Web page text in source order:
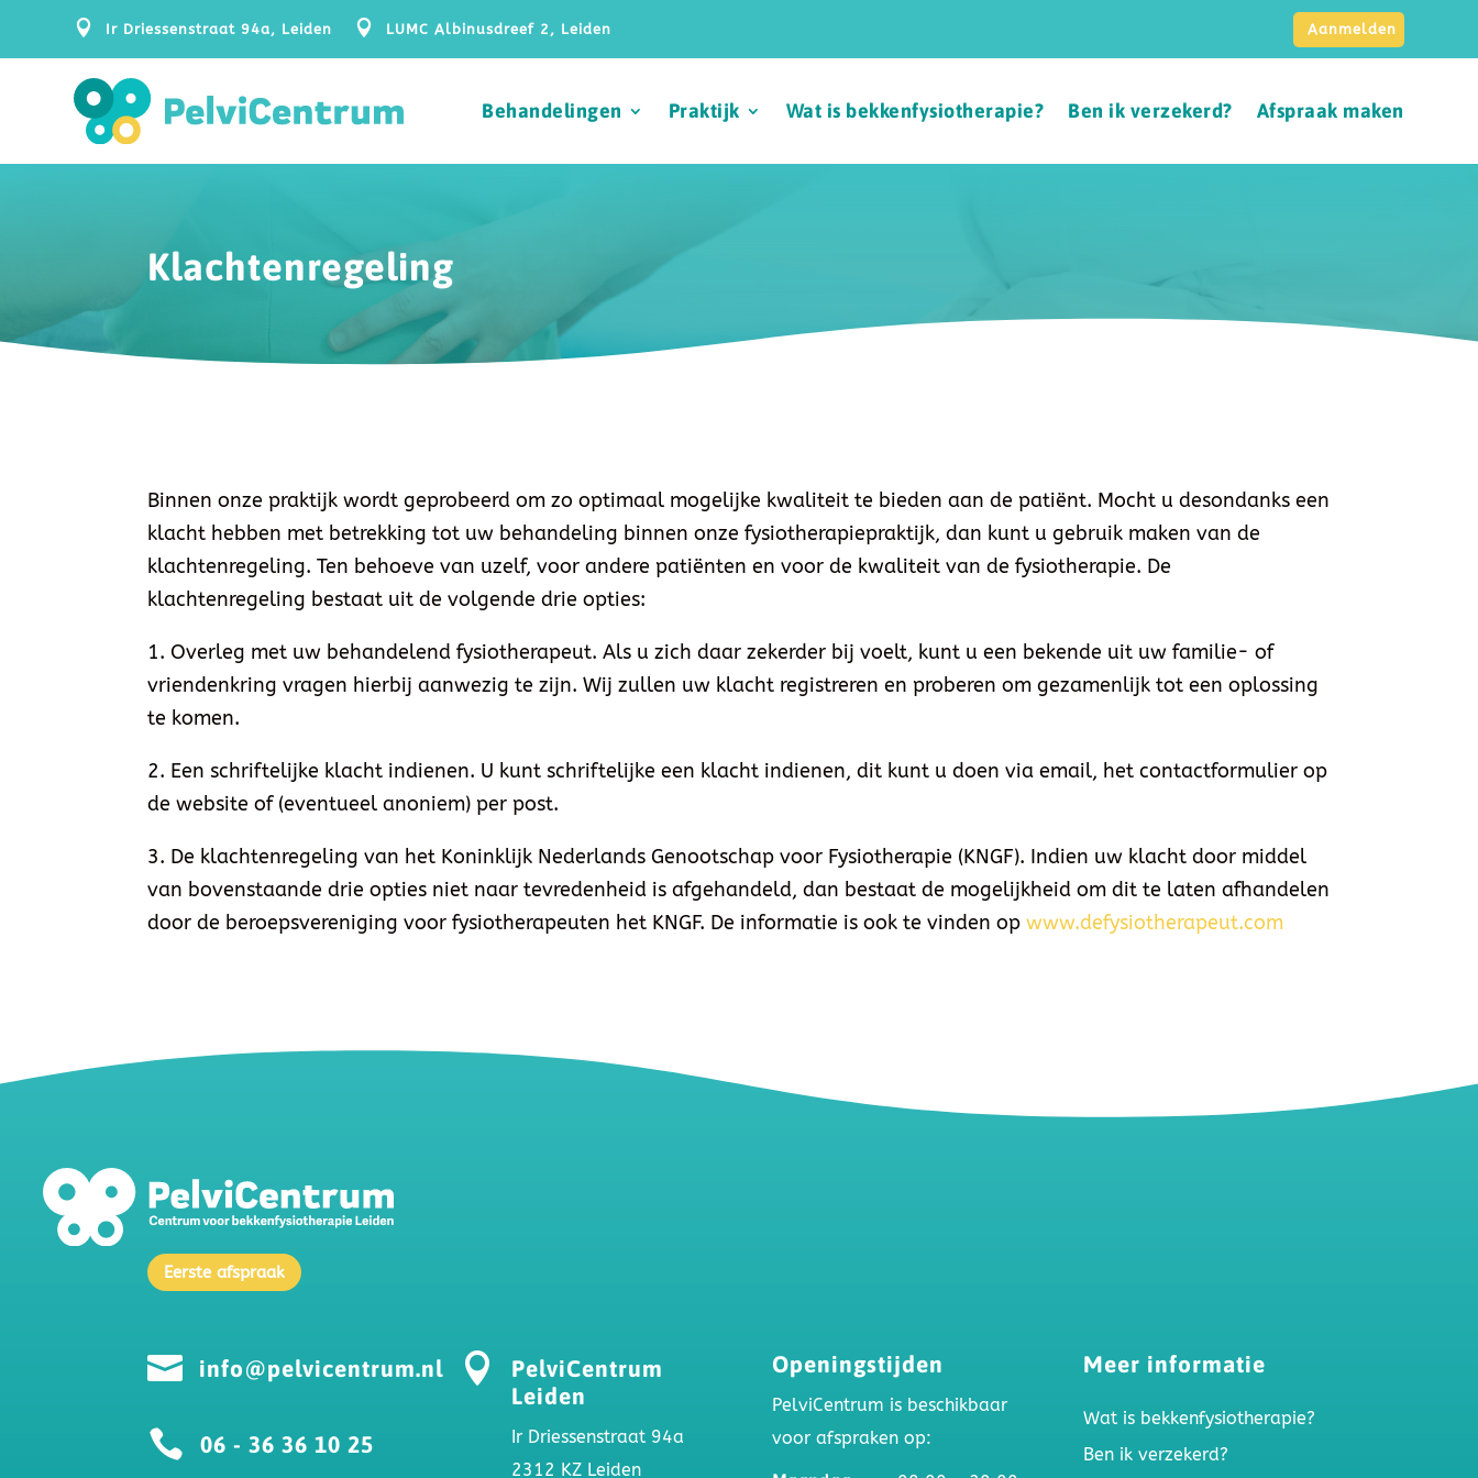
 Ir Driessenstraat 94a, Leiden  LUMC Albinusdreef 2, Leiden Aanmelden
Behandelingen Praktijk Wat is bekkenfysiotherapie? Ben ik verzekerd? Afspraak maken
Klachtenregeling
Binnen onze praktijk wordt geprobeerd om zo optimaal mogelijke kwaliteit te bieden aan de patiënt. Mocht u desondanks een
klacht hebben met betrekking tot uw behandeling binnen onze fysiotherapiepraktijk, dan kunt u gebruik maken van de
klachtenregeling. Ten behoeve van uzelf, voor andere patiënten en voor de kwaliteit van de fysiotherapie. De
klachtenregeling bestaat uit de volgende drie opties:
1. Overleg met uw behandelend fysiotherapeut. Als u zich daar zekerder bij voelt, kunt u een bekende uit uw familie- of
vriendenkring vragen hierbij aanwezig te zijn. Wij zullen uw klacht registreren en proberen om gezamenlijk tot een oplossing
te komen.
2. Een schriftelijke klacht indienen. U kunt schriftelijke een klacht indienen, dit kunt u doen via email, het contactformulier op
de website of (eventueel anoniem) per post.
3. De klachtenregeling van het Koninklijk Nederlands Genootschap voor Fysiotherapie (KNGF). Indien uw klacht door middel
van bovenstaande drie opties niet naar tevredenheid is afgehandeld, dan bestaat de mogelijkheid om dit te laten afhandelen
door de beroepsvereniging voor fysiotherapeuten het KNGF. De informatie is ook te vinden opwww.defysiotherapeut.com
Eerste afspraak
 info@pelvicentrum.nl
 06 - 36 36 10 25

PelviCentrum
Leiden
Ir Driessenstraat 94a
2312 KZ Leiden
Openingstijden
PelviCentrum is beschikbaar
voor afspraken op:
Meer informatie
Wat is bekkenfysiotherapie?
Ben ik verzekerd?